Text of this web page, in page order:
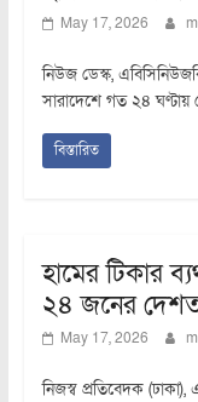
May 17, 2026
নিউজ ডেস্ক,
সারাদেশে গত ২৪
বিস্তারিত
হামের টিকার
২৪ জনের
May 17, 2026
নিজস্ব প্রতিবেদক